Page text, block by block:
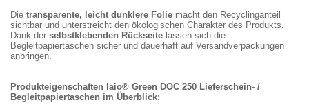
Die transparente, leicht dunklere Folie macht den Recyclinganteil
sichtbar und unterstreicht den ökologischen Charakter des Produkts.
Dank der selbstklebenden Rückseite lassen sich die
Begleitpapiertaschen sicher und dauerhaft auf Versandverpackungen
anbringen.
Produkteigenschaften laio® Green DOC 250 Lieferschein- /
Begleitpapiertaschen im Überblick: